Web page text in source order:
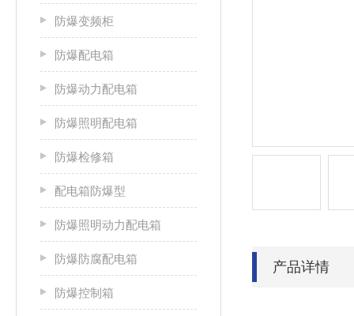
防爆变频柜
防爆配电箱
防爆动力配电箱
防爆照明配电箱
防爆检修箱
配电箱防爆型
防爆照明动力配电箱
防爆防腐配电箱
防爆控制箱
产品详情